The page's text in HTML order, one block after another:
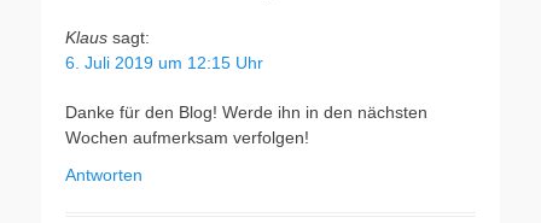
Klaus sagt:
6. Juli 2019 um 12:15 Uhr
Danke für den Blog! Werde ihn in den nächsten
Wochen aufmerksam verfolgen!
Antworten